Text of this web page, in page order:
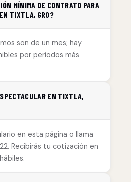
MÍNIMA DE CONTRATO PARA
TIXTLA, GRO?
son de un mes; hay
por periodos más
EN TIXTLA,
en esta página o llama
Recibirás tu cotización en